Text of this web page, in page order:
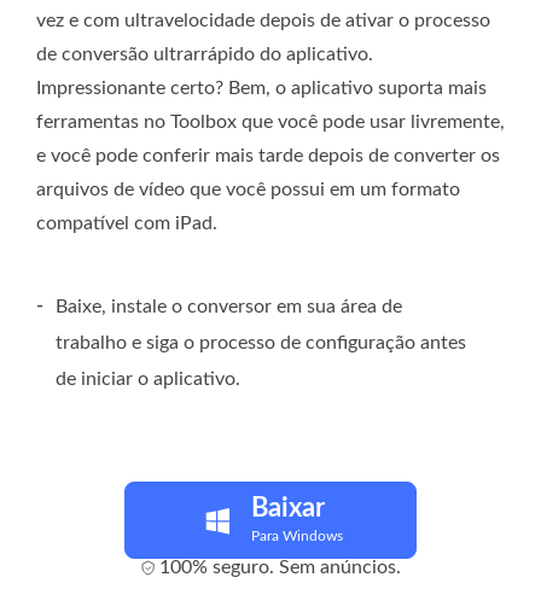
vez e com ultravelocidade depois de ativar o processo
de conversão ultrarrápido do aplicativo.
Impressionante certo? Bem, o aplicativo suporta mais
ferramentas no Toolbox que você pode usar livremente,
e você pode conferir mais tarde depois de converter os
arquivos de vídeo que você possui em um formato
compatível com iPad.
-
Baixe, instale o conversor em sua área de
trabalho e siga o processo de configuração antes
de iniciar o aplicativo.
Baixar
Para Windows
100% seguro. Sem anúncios.